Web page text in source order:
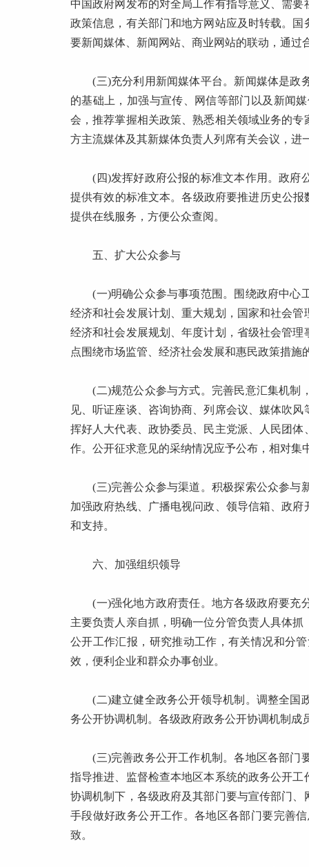
中国政府网发布的对全局工作有指导意义、需
政策信息，有关部门和地方网站应及时转载。
要新闻媒体、新闻网站、商业网站的联动，通
(三)充分利用新闻媒体平台。新闻媒体是政务
的基础上，加强与宣传、网信等部门以及新闻
会，推荐掌握相关政策、熟悉相关领域业务的
方主流媒体及其新媒体负责人列席有关会议，进
(四)发挥好政府公报的标准文本作用。政府公
提供有效的标准文本。各级政府要推进历史公
提供在线服务，方便公众查阅。
五、扩大公众参与
(一)明确公众参与事项范围。围绕政府中心工
经济和社会发展计划、重大规划，国家和社会
经济和社会发展规划、年度计划，省级社会管
点围绕市场监管、经济社会发展和惠民政策措
(二)规范公众参与方式。完善民意汇集机制，
见、听证座谈、咨询协商、列席会议、媒体吹
挥好人大代表、政协委员、民主党派、人民团
作。公开征求意见的采纳情况应予公布，相对
(三)完善公众参与渠道。积极探索公众参与新
加强政府热线、广播电视问政、领导信箱、政
和支持。
六、加强组织领导
(一)强化地方政府责任。地方各级政府要充分
主要负责人亲自抓，明确一位分管负责人具体
公开工作汇报，研究推动工作，有关情况和分
效，便利企业和群众办事创业。
(二)建立健全政务公开领导机制。调整全国政
务公开协调机制。各级政府政务公开协调机制
(三)完善政务公开工作机制。各地区各部门要
指导推进、监督检查本地区本系统的政务公开
协调机制下，各级政府及其部门要与宣传部门
手段做好政务公开工作。各地区各部门要完善
致。